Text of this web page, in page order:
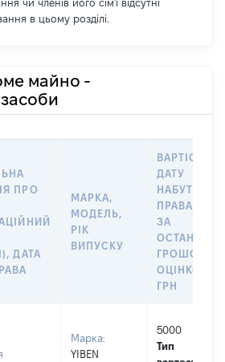
чи членів його сім'ї відсутні
в цьому розділі.
майно -
ПРО
ДАТА
МАРКА,
МОДЕЛЬ,
РІК
ВИПУСКУ
ВАРТІСТЬ
ДАТУ
НАБУТТЯ
ПРАВА АБО
ЗА
ОЦІНКОЮ,
ГРН
Марка:
YIBEN
5000
Тип